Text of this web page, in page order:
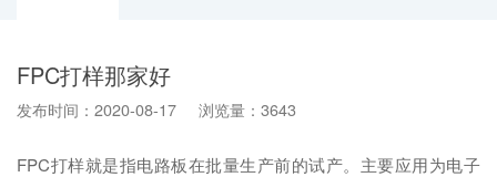
FPC打样那家好
发布时间：2020-08-17 浏览量：3643
FPC打样就是指电路板在批量生产前的试产。主要应用为电子